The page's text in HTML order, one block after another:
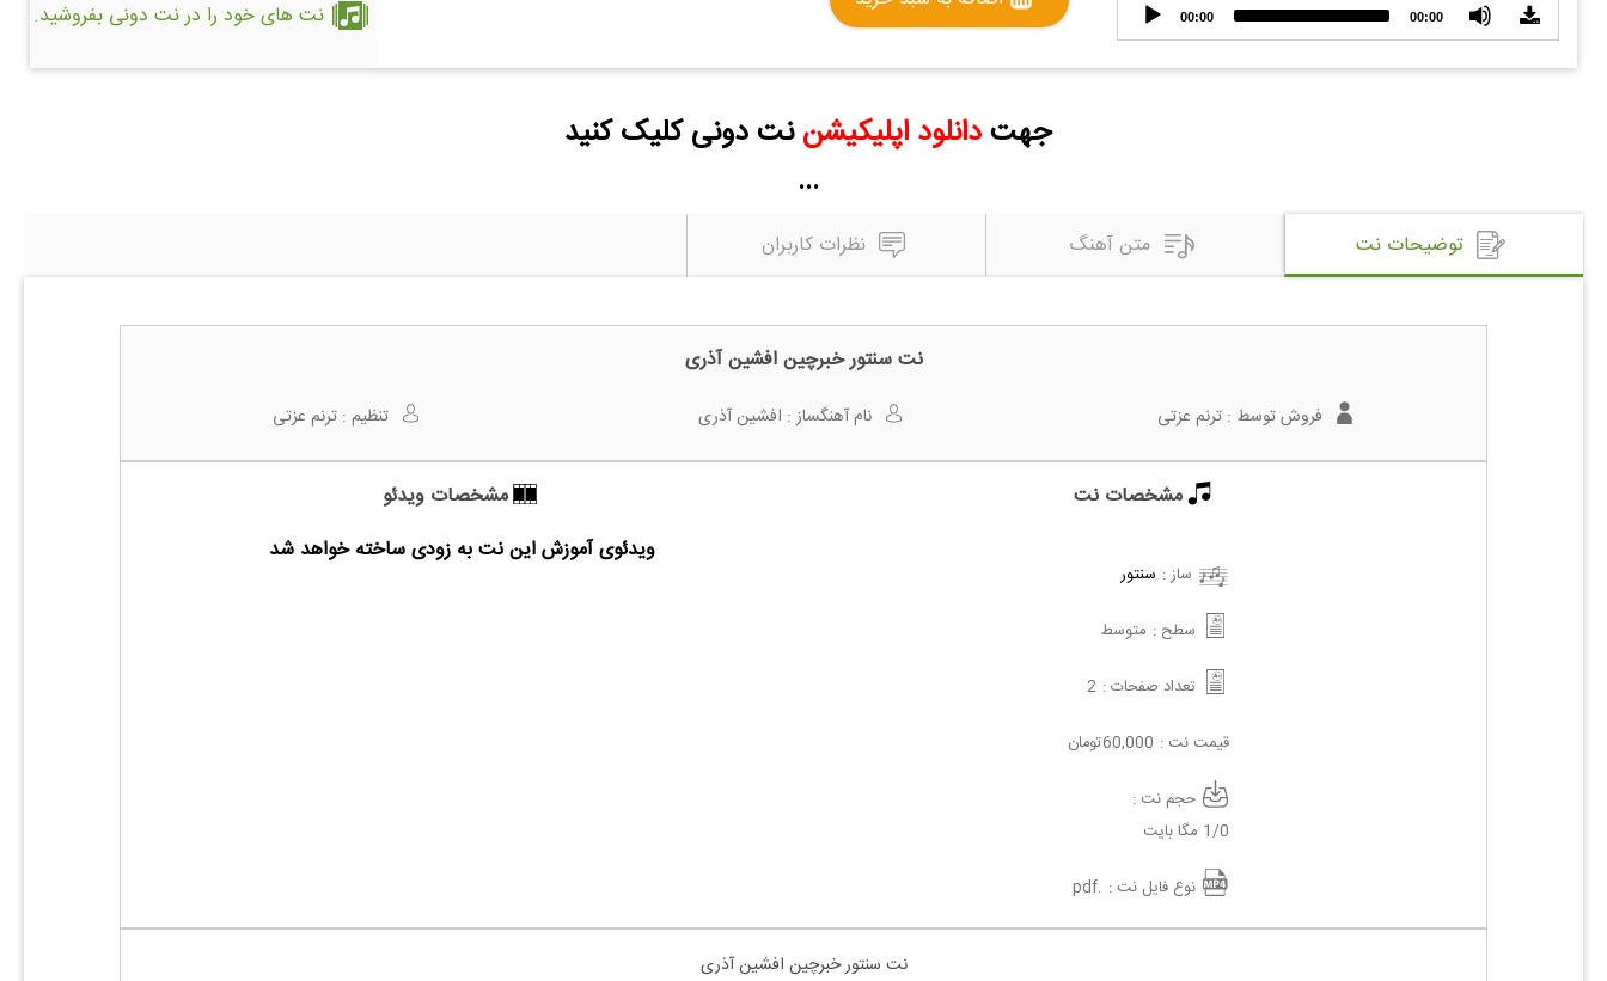
Audio
Player
00:00 00:00 نت های خود را در نت دونی بفروشید.
جهتدانلود اپلیکیشن نت دونی کلیک کنید
...
توضیحات نت متن آهنگ نظرات کاربران
نت سنتور خبرچین افشین آذری
فروش توسط :ترنم عزتی نام آهنگساز : افشین آذری تنظیم :ترنم عزتی
مشخصات نت
ساز : سنتور
سطح : متوسط
تعداد صفحات : 2
قیمت نت : 60,000تومان
حجم نت :
1/0 مگا بایت
نوع فایل نت : .pdf
مشخصات ویدئو
ویدئوی آموزش این نت به زودی ساخته خواهد شد
نت سنتور خبرچین افشین آذری